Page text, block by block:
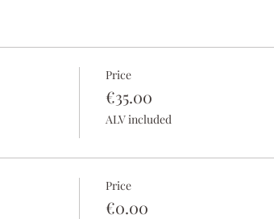
Price
€35.00
ALV included
Price
€0.00